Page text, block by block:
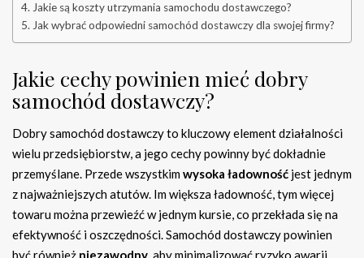
Jakie są koszty utrzymania samochodu dostawczego?
Jak wybrać odpowiedni samochód dostawczy dla swojej firmy?
Jakie cechy powinien mieć dobry
samochód dostawczy?
Dobry samochód dostawczy to kluczowy element działalności
wielu przedsiębiorstw, a jego cechy powinny być dokładnie
przemyślane. Przede wszystkimwysoka ładowność jest jednym
z najważniejszych atutów. Im większa ładowność, tym więcej
towaru można przewieźć w jednym kursie, co przekłada się na
efektywność i oszczędności. Samochód dostawczy powinien
być również niezawodny, aby minimalizować ryzyko awarii,